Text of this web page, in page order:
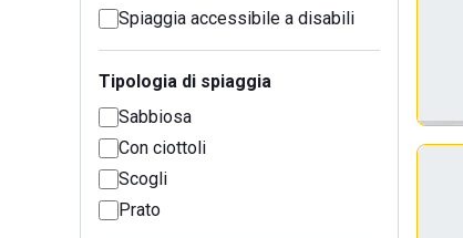
Spiaggia accessibile a disabili
Tipologia di spiaggia
Sabbiosa
Con ciottoli
Scogli
Prato